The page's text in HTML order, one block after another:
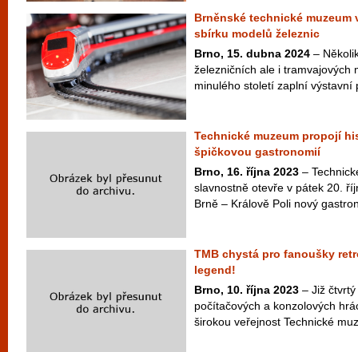
Brněnské technické muzeum
sbírku modelů železnic
Brno, 15. dubna 2024 –
železničních ale i tramvajových
minulého století zaplní výstavní
Technické muzeum propojí
špičkovou gastronomií
Brno, 16. října 2023 –
slavnostně otevře v pátek 20.
Brně – Králově Poli nový
TMB chystá pro fanoušky
legend!
Brno, 10. října 2023 – Již
počítačových a konzolových
širokou veřejnost Technické